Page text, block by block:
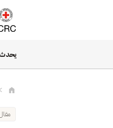
يحدث